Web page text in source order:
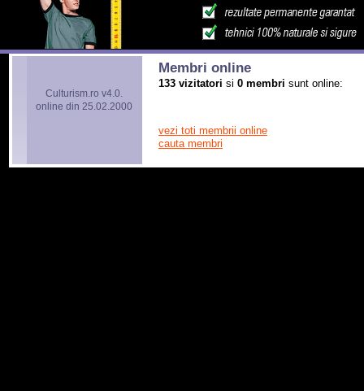
Culturism.ro v4.0.
online din 25.02.2000
Membri online
133 vizitatori si 0 membri sunt online:
vezi toti membrii online
cauta membri